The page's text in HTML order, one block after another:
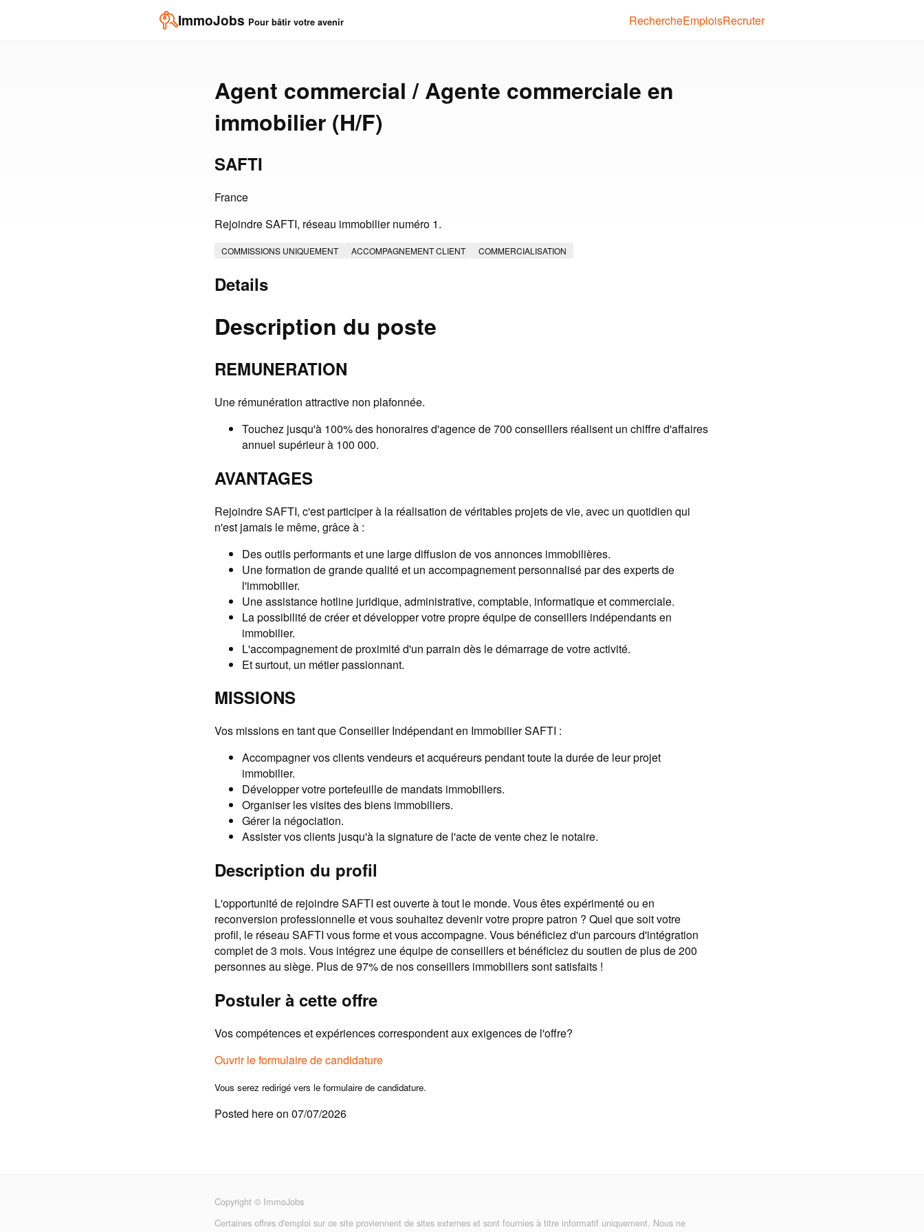
ImmoJobs Pour bâtir votre avenir RechercheEmploisRecruter
Agent commercial / Agente commerciale en
immobilier (H/F)
SAFTI
France
Rejoindre SAFTI, réseau immobilier numéro 1.
COMMISSIONS UNIQUEMENT ACCOMPAGNEMENT CLIENT COMMERCIALISATION
Details
Description du poste
REMUNERATION
Une rémunération attractive non plafonnée.
Touchez jusqu'à 100% des honoraires d'agence de 700 conseillers réalisent un chiffre d'affaires
annuel supérieur à 100 000.
AVANTAGES
Rejoindre SAFTI, c'est participer à la réalisation de véritables projets de vie, avec un quotidien qui
n'est jamais le même, grâce à :
Des outils performants et une large diffusion de vos annonces immobilières.
Une formation de grande qualité et un accompagnement personnalisé par des experts de
l'immobilier.
Une assistance hotline juridique, administrative, comptable, informatique et commerciale.
La possibilité de créer et développer votre propre équipe de conseillers indépendants en
immobilier.
L'accompagnement de proximité d'un parrain dès le démarrage de votre activité.
Et surtout, un métier passionnant.
MISSIONS
Vos missions en tant que Conseiller Indépendant en Immobilier SAFTI :
Accompagner vos clients vendeurs et acquéreurs pendant toute la durée de leur projet
immobilier.
Développer votre portefeuille de mandats immobiliers.
Organiser les visites des biens immobiliers.
Gérer la négociation.
Assister vos clients jusqu'à la signature de l'acte de vente chez le notaire.
Description du profil
L'opportunité de rejoindre SAFTI est ouverte à tout le monde. Vous êtes expérimenté ou en
reconversion professionnelle et vous souhaitez devenir votre propre patron ? Quel que soit votre
profil, le réseau SAFTI vous forme et vous accompagne. Vous bénéficiez d'un parcours d'intégration
complet de 3 mois. Vous intégrez une équipe de conseillers et bénéficiez du soutien de plus de 200
personnes au siège. Plus de 97% de nos conseillers immobiliers sont satisfaits !
Postuler à cette offre
Vos compétences et expériences correspondent aux exigences de l'offre?
Ouvrir le formulaire de candidature
Vous serez redirigé vers le formulaire de candidature.
Posted here on 07/07/2026
Copyright © ImmoJobs
Certaines offres d'emploi sur ce site proviennent de sites externes et sont fournies à titre informatif uniquement. Nous ne